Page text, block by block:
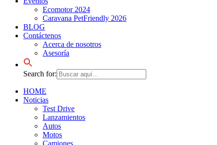
Ecomotor 2024
Caravana PetFriendly 2026
BLOG
Contáctenos
Acerca de nosotros
Asesoría
Search for:
HOME
Noticias
Test Drive
Lanzamientos
Autos
Motos
Camiones